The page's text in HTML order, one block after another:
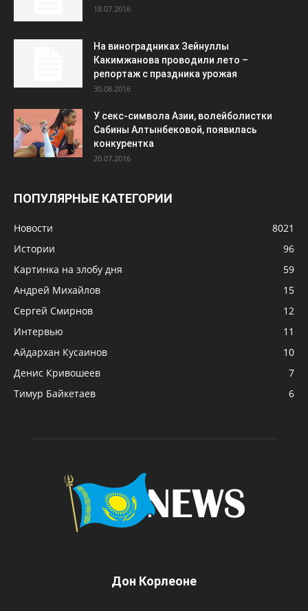
18.07.2016
На виноградниках Зейнуллы
Какимжанова проводили лето –
репортаж с праздника урожая
30.08.2016
У секс-символа Азии, волейболистки
Сабины Алтынбековой, появилась
конкурентка
20.07.2016
ПОПУЛЯРНЫЕ КАТЕГОРИИ
Новости
8021
Истории
96
Картинка на злобу дня
59
Андрей Михайлов
15
Сергей Смирнов
12
Интервью
11
Айдархан Кусаинов
10
Денис Кривошеев
7
Тимур Байкетаев
6
Дон Корлеоне